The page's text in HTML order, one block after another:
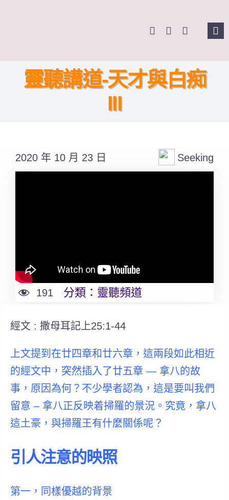
關於我們
課程報名
靈聽講道-天才與白痴
III
2020 年 10 月 23 日 Seeking
191 分類： 靈聽頻道
經文 : 撒母耳記上25:1-44
上文提到在廿四章和廿六章，這兩段如此相近
的經文中，突然插入了廿五章 — 拿八的故
事，原因為何？不少學者認為，這是要叫我們
留意 – 拿八正反映着掃羅的景況。究竟，拿八
這土豪，與掃羅王有什麼關係呢？
引人注意的映照
第一，同樣優越的背景